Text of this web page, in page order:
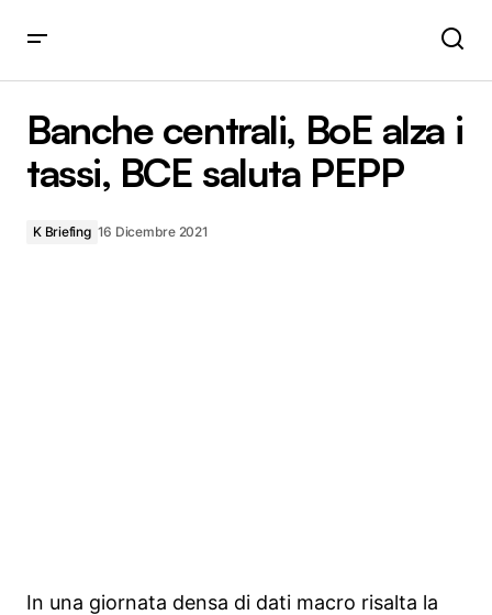
Banche centrali, BoE alza i
tassi, BCE saluta PEPP
K Briefing 16 Dicembre 2021
In una giornata densa di dati macro risalta la